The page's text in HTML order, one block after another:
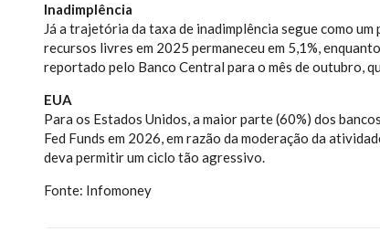
Inadimplência
Já a trajetória da taxa de inadimplência segue como
recursos livres em 2025 permaneceu em 5,1%,
reportado pelo Banco Central para o mês de outubro,
EUA
Para os Estados Unidos, a maior parte (60%) dos
Fed Funds em 2026, em razão da moderação da
deva permitir um ciclo tão agressivo.
Fonte: Infomoney